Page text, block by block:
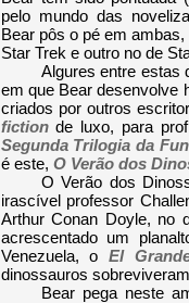
pelo mundo das
Bear pôs o pé em
Star Trek e outro no de
Algures entre estas
em que Bear desenvolve
criados por outros
fictionde luxo, para
Segunda Trilogia da
é este, O Verão dos
O Verão dos
irascível professor
Arthur Conan Doyle, no
acrescentado um
Venezuela, oEl
dinossauros
Bear pega neste